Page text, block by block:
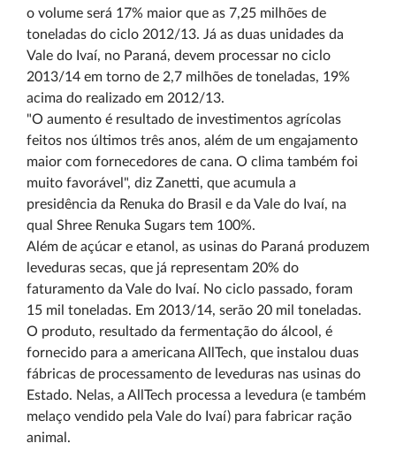
o volume será 17% maior que as 7,25 milhões de
toneladas do ciclo 2012/13. Já as duas unidades da
Vale do Ivaí, no Paraná, devem processar no ciclo
2013/14 em torno de 2,7 milhões de toneladas, 19%
acima do realizado em 2012/13.
"O aumento é resultado de investimentos agrícolas
feitos nos últimos três anos, além de um engajamento
maior com fornecedores de cana. O clima também foi
muito favorável", diz Zanetti, que acumula a
presidência da Renuka do Brasil e da Vale do Ivaí, na
qual Shree Renuka Sugars tem 100%.
Além de açúcar e etanol, as usinas do Paraná produzem
leveduras secas, que já representam 20% do
faturamento da Vale do Ivaí. No ciclo passado, foram
15 mil toneladas. Em 2013/14, serão 20 mil toneladas.
O produto, resultado da fermentação do álcool, é
fornecido para a americana AllTech, que instalou duas
fábricas de processamento de leveduras nas usinas do
Estado. Nelas, a AllTech processa a levedura (e também
melaço vendido pela Vale do Ivaí) para fabricar ração
animal.